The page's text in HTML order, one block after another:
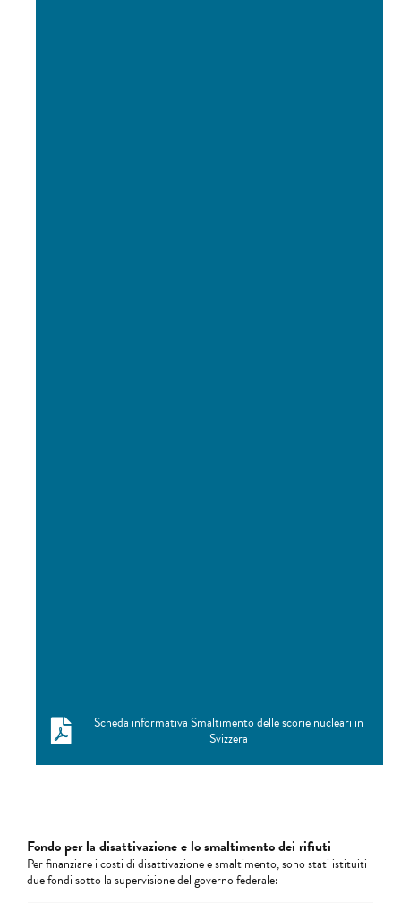
Scheda informativa Smaltimento delle scorie nucleari in
Svizzera
Fondo per la disattivazione e lo smaltimento dei rifiuti
Per finanziare i costi di disattivazione e smaltimento, sono stati istituiti
due fondi sotto la supervisione del governo federale: